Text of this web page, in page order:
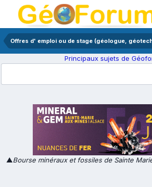
Principaux sujets de
▲Bourse minéraux et fossiles de Sainte